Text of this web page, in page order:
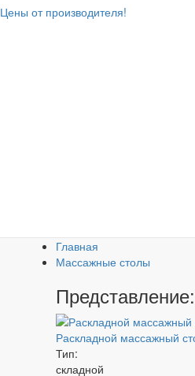
Цены от производителя!
Главная
Массажные столы
Раскладной массажный
Тип:
складной